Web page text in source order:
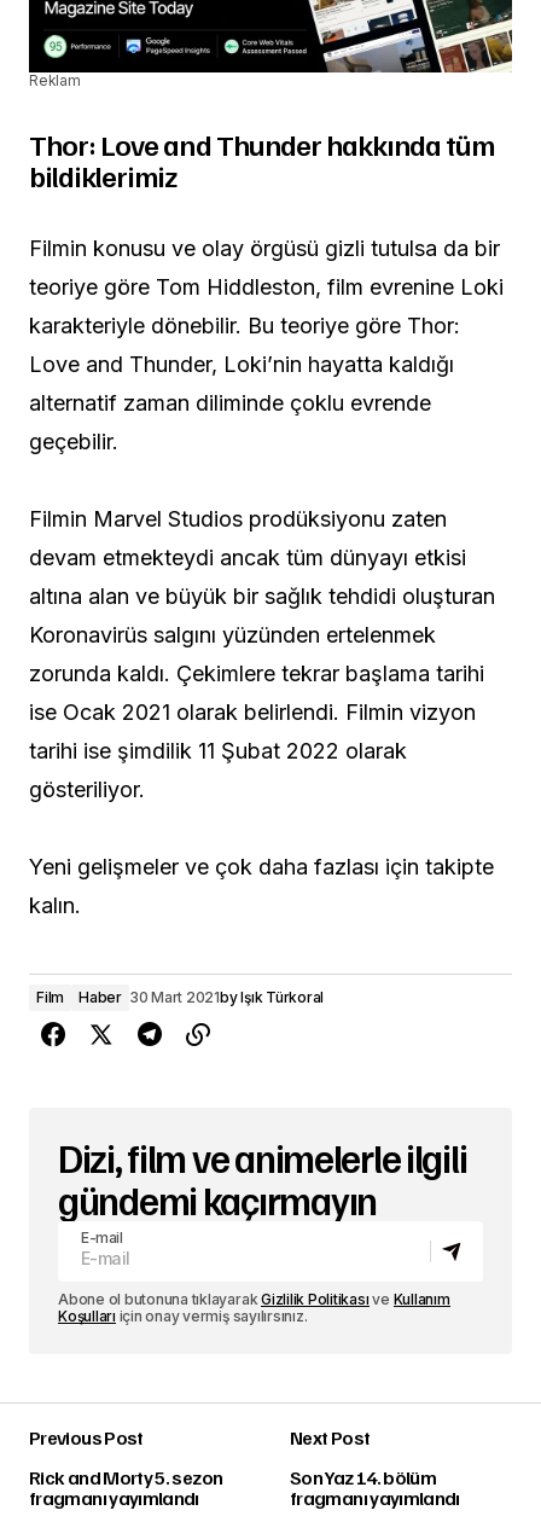
Reklam
Thor: Love and Thunder hakkında tüm
bildiklerimiz
Filmin konusu ve olay örgüsü gizli tutulsa da bir
teoriye göre Tom Hiddleston, film evrenine Loki
karakteriyle dönebilir. Bu teoriye göre Thor:
Love and Thunder, Loki’nin hayatta kaldığı
alternatif zaman diliminde çoklu evrende
geçebilir.
Filmin Marvel Studios prodüksiyonu zaten
devam etmekteydi ancak tüm dünyayı etkisi
altına alan ve büyük bir sağlık tehdidi oluşturan
Koronavirüs salgını yüzünden ertelenmek
zorunda kaldı. Çekimlere tekrar başlama tarihi
ise Ocak 2021 olarak belirlendi. Filmin vizyon
tarihi ise şimdilik 11 Şubat 2022 olarak
gösteriliyor.
Yeni gelişmeler ve çok daha fazlası için takipte
kalın.
Film Haber 30 Mart 2021byIşık Türkoral
Dizi, film ve animelerle ilgili
gündemi kaçırmayın
E-mail
Abone ol butonuna tıklayarakGizlilik Politikası ve Kullanım
Koşulları için onay vermiş sayılırsınız.
Previous Post
Rick and Morty 5. sezon
fragmanı yayımlandı
Next Post
Son Yaz 14. bölüm
fragmanı yayımlandı